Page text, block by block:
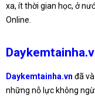
xa, ít thời gian học, ở
Online.
Daykemtainha.vn đã
những nỗ lực không